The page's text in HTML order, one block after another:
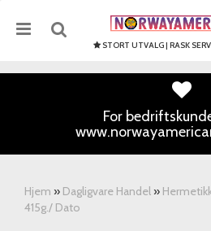
STORT UTVALG | RASK
For
Hjem » Dagligvare Handel »
415g./ Dato